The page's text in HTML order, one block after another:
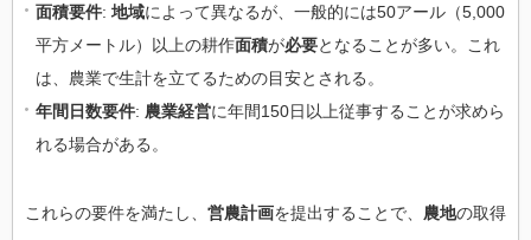
面積要件: 地域によって異なるが、一般的には50アール（5,000
平方メートル）以上の耕作面積が必要となることが多い。これ
は、農業で生計を立てるための目安とされる。
年間日数要件: 農業経営に年間150日以上従事することが求めら
れる場合がある。
これらの要件を満たし、 営農計画を提出することで、 農地の取得